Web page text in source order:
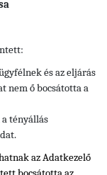
és az eljárás
nem ő bocsátotta a
tényállás
az Adatkezelő